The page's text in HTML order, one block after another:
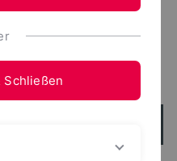
Schließen